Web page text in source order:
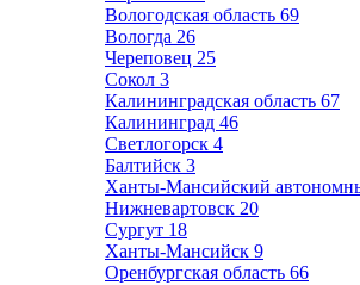
Вологодская область 69
Вологда 26
Череповец 25
Сокол 3
Калининградская область 67
Калининград 46
Светлогорск 4
Балтийск 3
Ханты-Мансийский
Нижневартовск 20
Сургут 18
Ханты-Мансийск 9
Оренбургская область 66